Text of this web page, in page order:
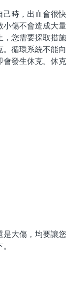
己時，出血會很快
小傷不會造成大量
，您需要採取措施
循環系統不能向
會發生休克。休克
是大傷，均要讓您